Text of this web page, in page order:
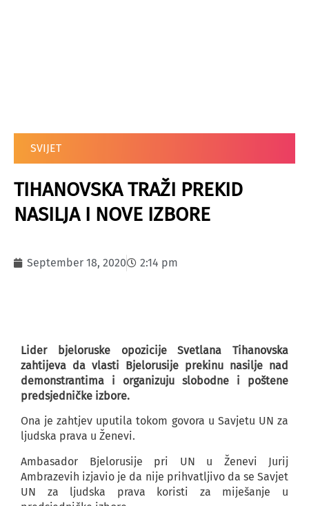
SVIJET
TIHANOVSKA TRAŽI PREKID
NASILJA I NOVE IZBORE
September 18, 2020 2:14 pm
Lider bjeloruske opozicije Svetlana Tihanovska
zahtijeva da vlasti Bjelorusije prekinu nasilje nad
demonstrantima i organizuju slobodne i poštene
predsjedničke izbore.
Ona je zahtjev uputila tokom govora u Savjetu UN za
ljudska prava u Ženevi.
Ambasador Bjelorusije pri UN u Ženevi Jurij
Ambrazevih izjavio je da nije prihvatljivo da se Savjet
UN za ljudska prava koristi za miješanje u